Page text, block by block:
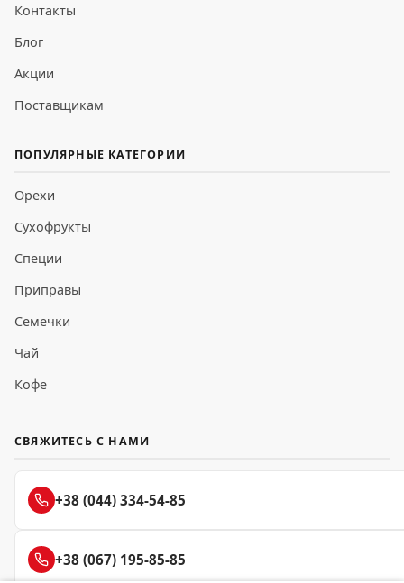
Контакты
Блог
Акции
Поставщикам
ПОПУЛЯРНЫЕ КАТЕГОРИИ
Орехи
Сухофрукты
Специи
Приправы
Семечки
Чай
Кофе
СВЯЖИТЕСЬ С НАМИ
+38 (044) 334-54-85
+38 (067) 195-85-85